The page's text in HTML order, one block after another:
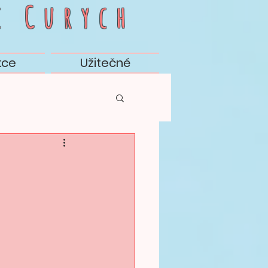
Curych
Užitečné